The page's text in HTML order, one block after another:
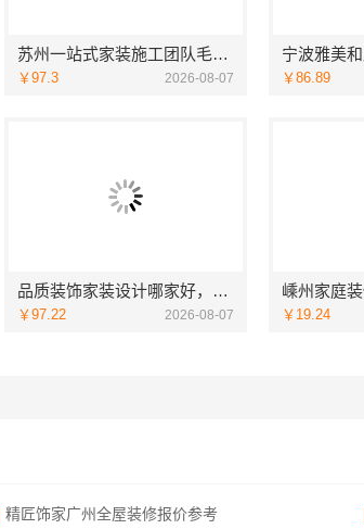
苏州一站式家装施工团队毛坯房认准苏州百年豪庭新材料有限公司
￥97.3 2026-08-07 ￥86.89
品质装饰家装设计哪家好，佛山市雅居美家建筑装饰工程有限公司资深团队全案定制
￥97.22 2026-08-07 ￥19.24
精匠饰家广州全屋装修报价参考